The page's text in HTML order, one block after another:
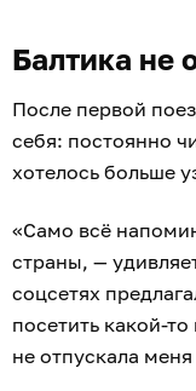
Балтика не
После первой
себя: постоянно
хотелось больше
«Само всё
страны, —
соцсетях
посетить какой-
не отпускала